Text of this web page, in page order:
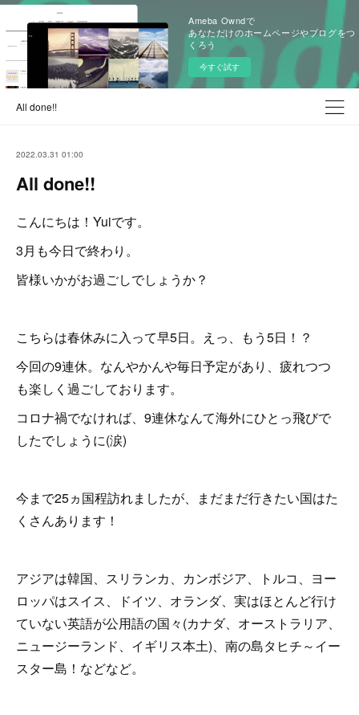
Ameba Owndで
あなただけのホームページやブログをつ
くろう
今すぐ試す
All done!!
2022.03.31 01:00
All done!!
こんにちは！Yuiです。
3月も今日で終わり。
皆様いかがお過ごしでしょうか？
こちらは春休みに入って早5日。えっ、もう5日！？
今回の9連休。なんやかんや毎日予定があり、疲れつつ
も楽しく過ごしております。
コロナ禍でなければ、9連休なんて海外にひとっ飛びで
したでしょうに(涙)
今まで25ヵ国程訪れましたが、まだまだ行きたい国はた
くさんあります！
アジアは韓国、スリランカ、カンボジア、トルコ、ヨー
ロッパはスイス、ドイツ、オランダ、実はほとんど行け
ていない英語が公用語の国々(カナダ、オーストラリア、
ニュージーランド、イギリス本土)、南の島タヒチ～イー
スター島！などなど。